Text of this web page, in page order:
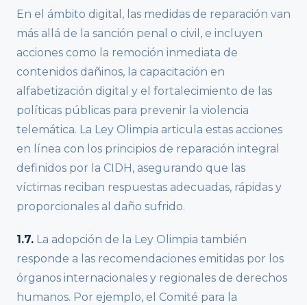
En el ámbito digital, las medidas de reparación van
más allá de la sanción penal o civil, e incluyen
acciones como la remoción inmediata de
contenidos dañinos, la capacitación en
alfabetización digital y el fortalecimiento de las
políticas públicas para prevenir la violencia
telemática. La Ley Olimpia articula estas acciones
en línea con los principios de reparación integral
definidos por la CIDH, asegurando que las
víctimas reciban respuestas adecuadas, rápidas y
proporcionales al daño sufrido.
1.7. La adopción de la Ley Olimpia también
responde a las recomendaciones emitidas por los
órganos internacionales y regionales de derechos
humanos. Por ejemplo, el Comité para la